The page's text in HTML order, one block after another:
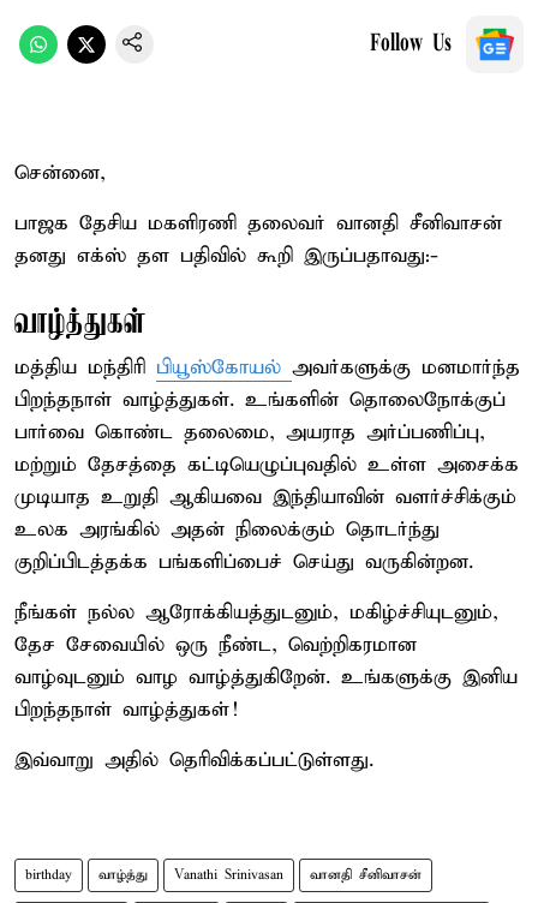
Follow Us
சென்னை,
பாஜக தேசிய மகளிரணி தலைவர் வானதி சீனிவாசன்
தனது எக்ஸ் தள பதிவில் கூறி இருப்பதாவது:-
வாழ்த்துகள்
மத்திய மந்திரி பியூஸ்கோயல் அவர்களுக்கு மனமார்ந்த
பிறந்தநாள் வாழ்த்துகள். உங்களின் தொலைநோக்குப்
பார்வை கொண்ட தலைமை, அயராத அர்ப்பணிப்பு,
மற்றும் தேசத்தை கட்டியெழுப்புவதில் உள்ள அசைக்க
முடியாத உறுதி ஆகியவை இந்தியாவின் வளர்ச்சிக்கும்
உலக அரங்கில் அதன் நிலைக்கும் தொடர்ந்து
குறிப்பிடத்தக்க பங்களிப்பைச் செய்து வருகின்றன.
நீங்கள் நல்ல ஆரோக்கியத்துடனும், மகிழ்ச்சியுடனும்,
தேச சேவையில் ஒரு நீண்ட, வெற்றிகரமான
வாழ்வுடனும் வாழ வாழ்த்துகிறேன். உங்களுக்கு இனிய
பிறந்தநாள் வாழ்த்துகள்!
இவ்வாறு அதில் தெரிவிக்கப்பட்டுள்ளது.
birthday வாழ்த்து Vanathi Srinivasan வானதி சீனிவாசன்